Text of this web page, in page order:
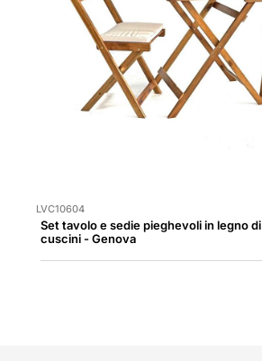
LVC10604
Set tavolo e sedie pieghevoli in legno
cuscini - Genova